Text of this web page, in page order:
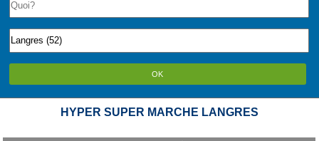
OK
HYPER SUPER MARCHE LANGRES